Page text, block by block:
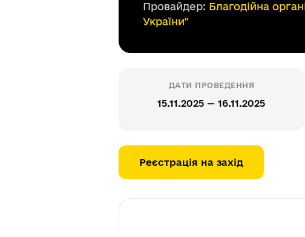
Провайдер: Благодійна
України"
ДАТИ ПРОВЕДЕННЯ
15.11.2025 — 16.11.2025
Реєстрація на захід